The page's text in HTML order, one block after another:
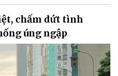
chấm dứt tình
úng ngập